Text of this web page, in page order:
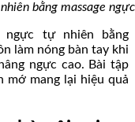
bằng massage ngực
ngực tự nhiên bằng
làm nóng bàn tay khi
ngực cao. Bài tập
mang lại hiệu quả